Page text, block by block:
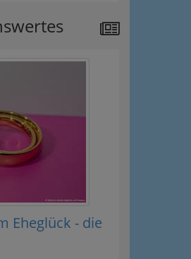
Eheglück - die